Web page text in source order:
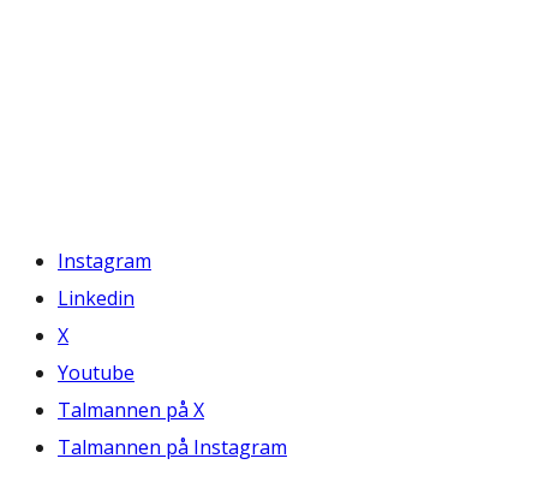
Instagram
Linkedin
X
Youtube
Talmannen på X
Talmannen på Instagram